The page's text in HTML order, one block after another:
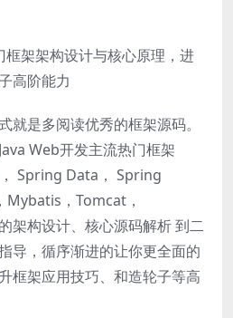
架架构设计与核心原理，进
高阶能力
就是多阅读优秀的框架源码。
Web开发主流热门框架
Spring Data， Spring
，Tomcat，
架构设计、核心源码解析 到二
导，循序渐进的让你更全面的
框架应用技巧、和造轮子等高